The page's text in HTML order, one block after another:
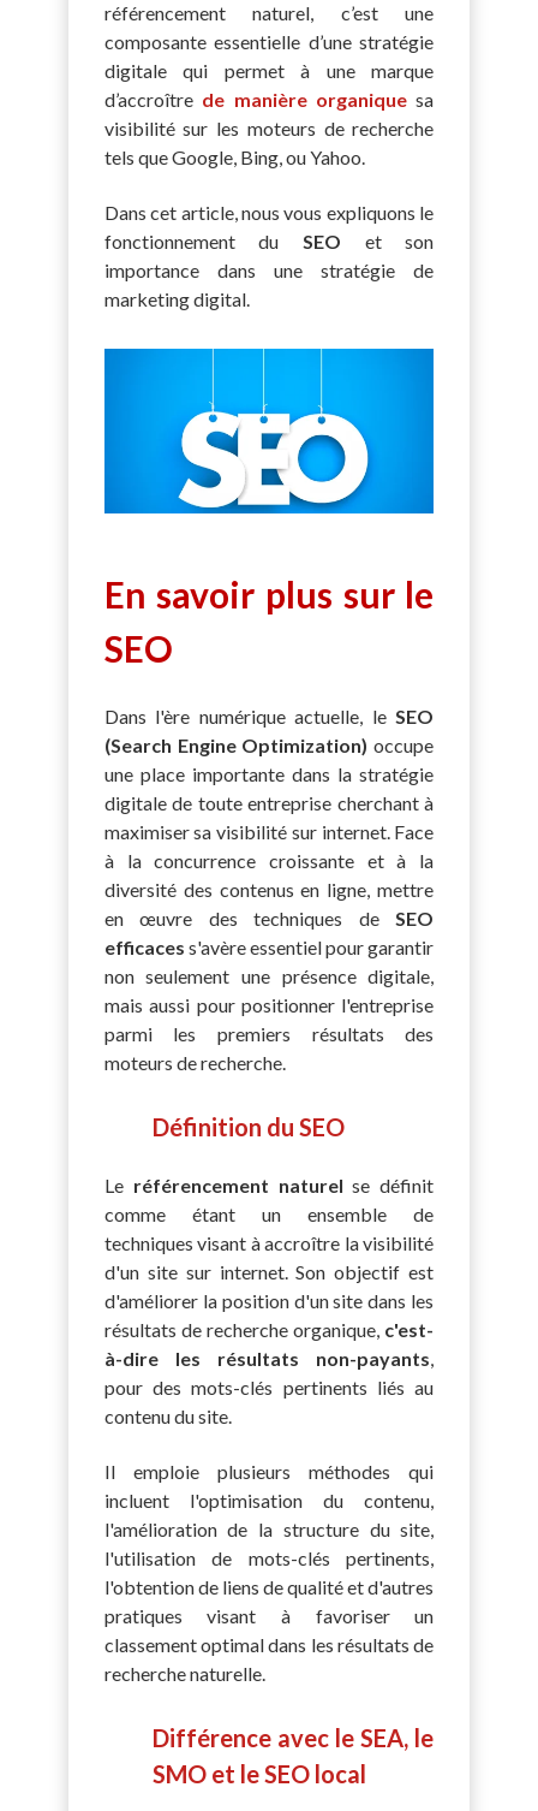
référencement naturel, c’est une
composante essentielle d’une stratégie
digitale qui permet à une marque
d’accroître de manière organique sa
visibilité sur les moteurs de recherche
tels que Google, Bing, ou Yahoo.
Dans cet article, nous vous expliquons le
fonctionnement du SEO et son
importance dans une stratégie de
marketing digital.
En savoir plus sur le
SEO
Dans l'ère numérique actuelle, leSEO
(Search Engine Optimization) occupe
une place importante dans la stratégie
digitale de toute entreprise cherchant à
maximiser sa visibilité sur internet. Face
à la concurrence croissante et à la
diversité des contenus en ligne, mettre
en œuvre des techniques deSEO
efficaces s'avère essentiel pour garantir
non seulement une présence digitale,
mais aussi pour positionner l'entreprise
parmi les premiers résultats des
moteurs de recherche.
Définition du SEO
Le référencement naturel se définit
comme étant un ensemble de
techniques visant à accroître la visibilité
d'un site sur internet. Son objectif est
d'améliorer la position d'un site dans les
résultats de recherche organique, c'est-
à-dire les résultats non-payants,
pour des mots-clés pertinents liés au
contenu du site.
Il emploie plusieurs méthodes qui
incluent l'optimisation du contenu,
l'amélioration de la structure du site,
l'utilisation de mots-clés pertinents,
l'obtention de liens de qualité et d'autres
pratiques visant à favoriser un
classement optimal dans les résultats de
recherche naturelle.
Différence avec le SEA, le
SMO et le SEO local